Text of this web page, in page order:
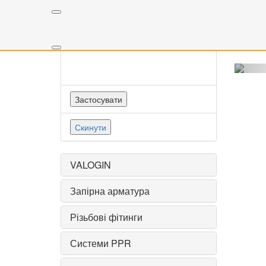
Застосувати
Скинути
VALOGIN
Запірна арматура
Різьбові фітинги
Системи PPR